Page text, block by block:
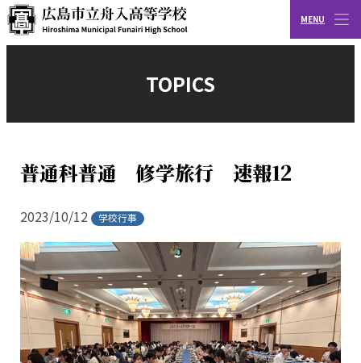
広島市立舟入高等学校
TOPICS
普通科普通 修学旅行 速報12
2023/10/12 学校行事
MENU